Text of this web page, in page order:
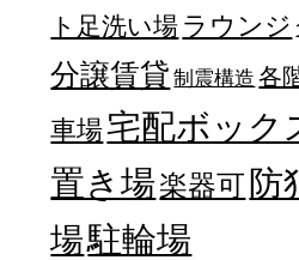
ト足洗い場 ラウンジ
分譲賃貸 制震構造 各
車場宅配ボック
置き場楽器可防
場駐輪場